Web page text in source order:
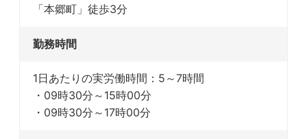
「本郷町」徒歩3分
勤務時間
1日あたりの実労働時間：5～7時間
・09時30分～15時00分
・09時30分～17時00分